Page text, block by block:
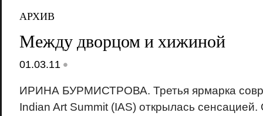
АРХИВ
Между дворцом и хижиной
01.03.11 •
ИРИНА БУРМИСТРОВА. Третья ярмарка
Indian Art Summit (IAS) открылась